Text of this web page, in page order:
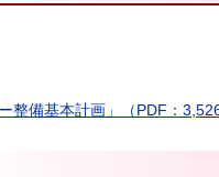
整備基本計画」（PDF：